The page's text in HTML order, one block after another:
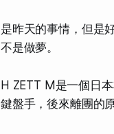
是昨天的事情，但是
不是做夢。
H ZETT M是一個日
鍵盤手，後來離團的